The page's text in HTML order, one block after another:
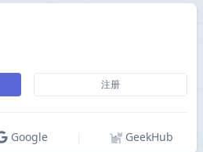
注册
Google GeekHub